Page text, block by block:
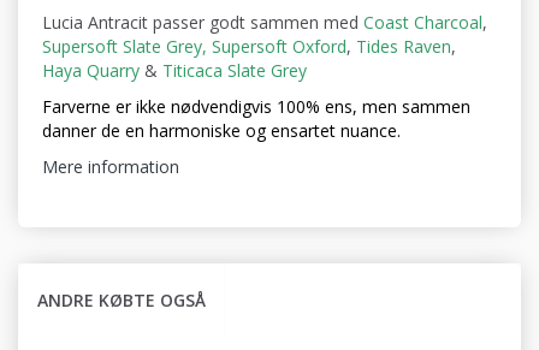
Lucia Antracit passer godt sammen med Coast Charcoal,
Supersoft Slate Grey, Supersoft Oxford, Tides Raven,
Haya Quarry & Titicaca Slate Grey
Farverne er ikke nødvendigvis 100% ens, men sammen
danner de en harmoniske og ensartet nuance.
Mere information
ANDRE KØBTE OGSÅ